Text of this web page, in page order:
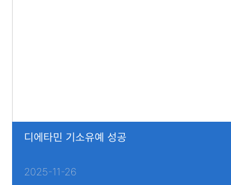
디에타민 기소유예 성공
2025-11-26